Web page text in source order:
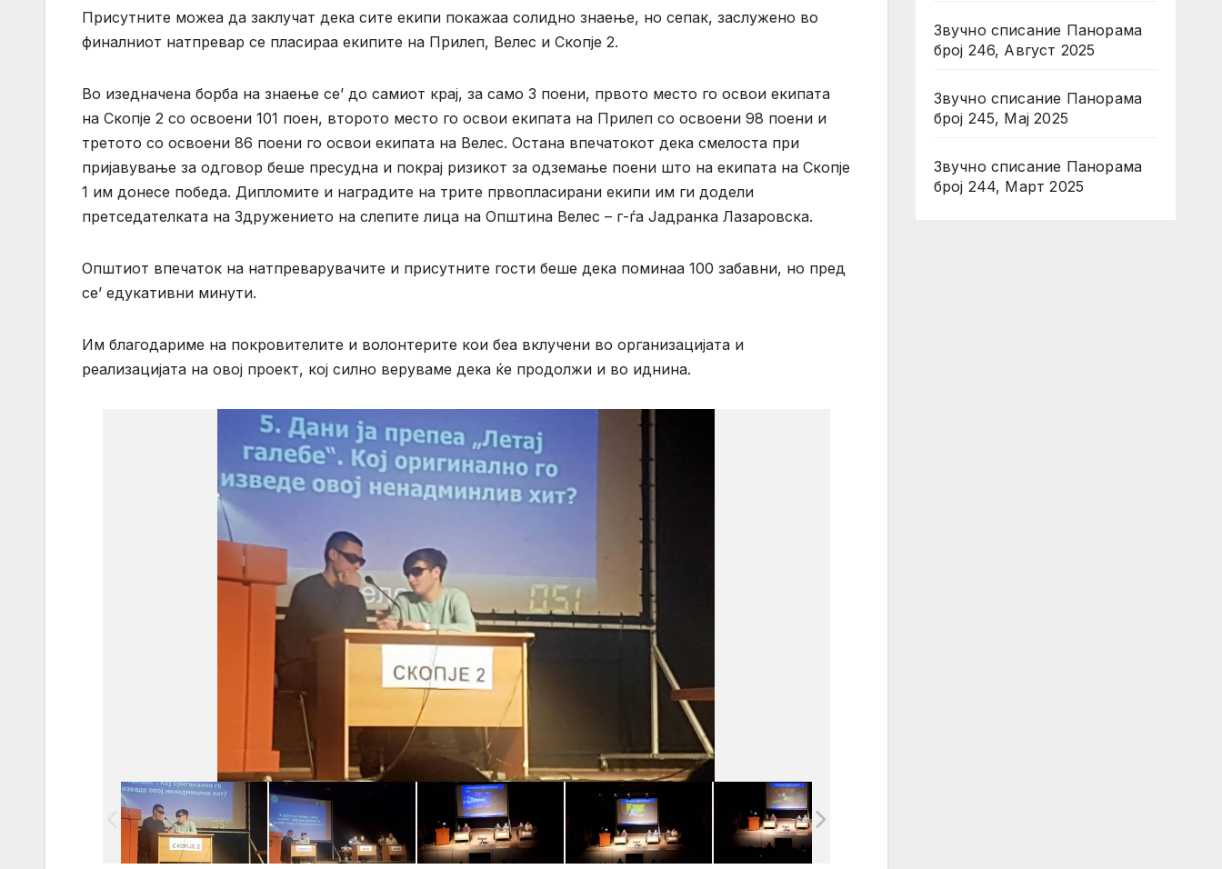
Присутните можеа да заклучат дека сите екипи покажаа солидно знаење, но сепак, заслужено во
финалниот натпревар се пласираа екипите на Прилеп, Велес и Скопје 2.
Во изедначена борба на знаење се’ до самиот крај, за само 3 поени, првото место го освои екипата
на Скопје 2 со освоени 101 поен, второто место го освои екипата на Прилеп со освоени 98 поени и
третото со освоени 86 поени го освои екипата на Велес. Остана впечатокот дека смелоста при
пријавување за одговор беше пресудна и покрај ризикот за одземање поени што на екипата на Скопје
1 им донесе победа. Дипломите и наградите на трите првопласирани екипи им ги додели
претседателката на Здружението на слепите лица на Општина Велес – г-ѓа Јадранка Лазаровска.
Општиот впечаток на натпреварувачите и присутните гости беше дека поминаа 100 забавни, но пред
се’ едукативни минути.
Им благодариме на покровителите и волонтерите кои беа вклучени во организацијата и
реализацијата на овој проект, кој силно веруваме дека ќе продолжи и во иднина.
Звучно списание Панорама
број 246, Август 2025
Звучно списание Панорама
број 245, Мај 2025
Звучно списание Панорама
број 244, Март 2025